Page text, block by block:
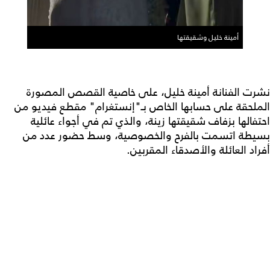
أمينة خليل وشقيقتها
نشرت الفنانة أمينة خليل، على خاصية القصص المصورة
الملحقة على حسابها الخاص بـ"إنستغرام" مقطع فيديو من
احتفالها بزفاف شقيقتها زينة، والذي تم في أجواء عائلية
بسيطة اتسمت بالفرح والخصوصية، وسط حضور عدد من
أفراد العائلة والأصدقاء المقربين.